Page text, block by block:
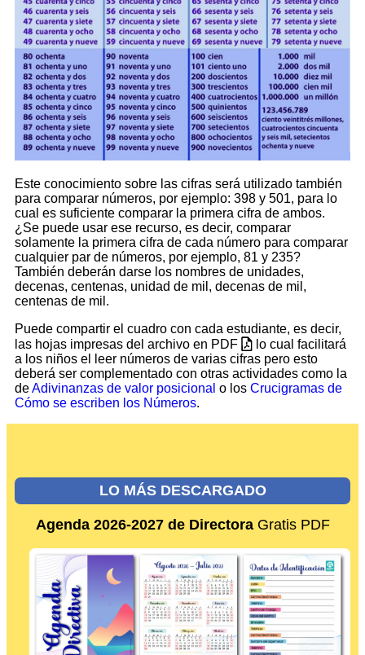
Este conocimiento sobre las cifras será utilizado también
para comparar números, por ejemplo: 398 y 501, para lo
cual es suficiente comparar la primera cifra de ambos.
¿Se puede usar ese recurso, es decir, comparar
solamente la primera cifra de cada número para comparar
cualquier par de números, por ejemplo, 81 y 235?
También deberán darse los nombres de unidades,
decenas, centenas, unidad de mil, decenas de mil,
centenas de mil.
Puede compartir el cuadro con cada estudiante, es decir,
las hojas impresas del archivo en PDF
lo cual facilitará
a los niños el leer números de varias cifras pero esto
deberá ser complementado con otras actividades como la
deAdivinanzas de valor posicional o los Crucigramas de
Cómo se escriben los Números.
LO MÁS DESCARGADO
Agenda 2026-2027 de DirectoraGratis PDF